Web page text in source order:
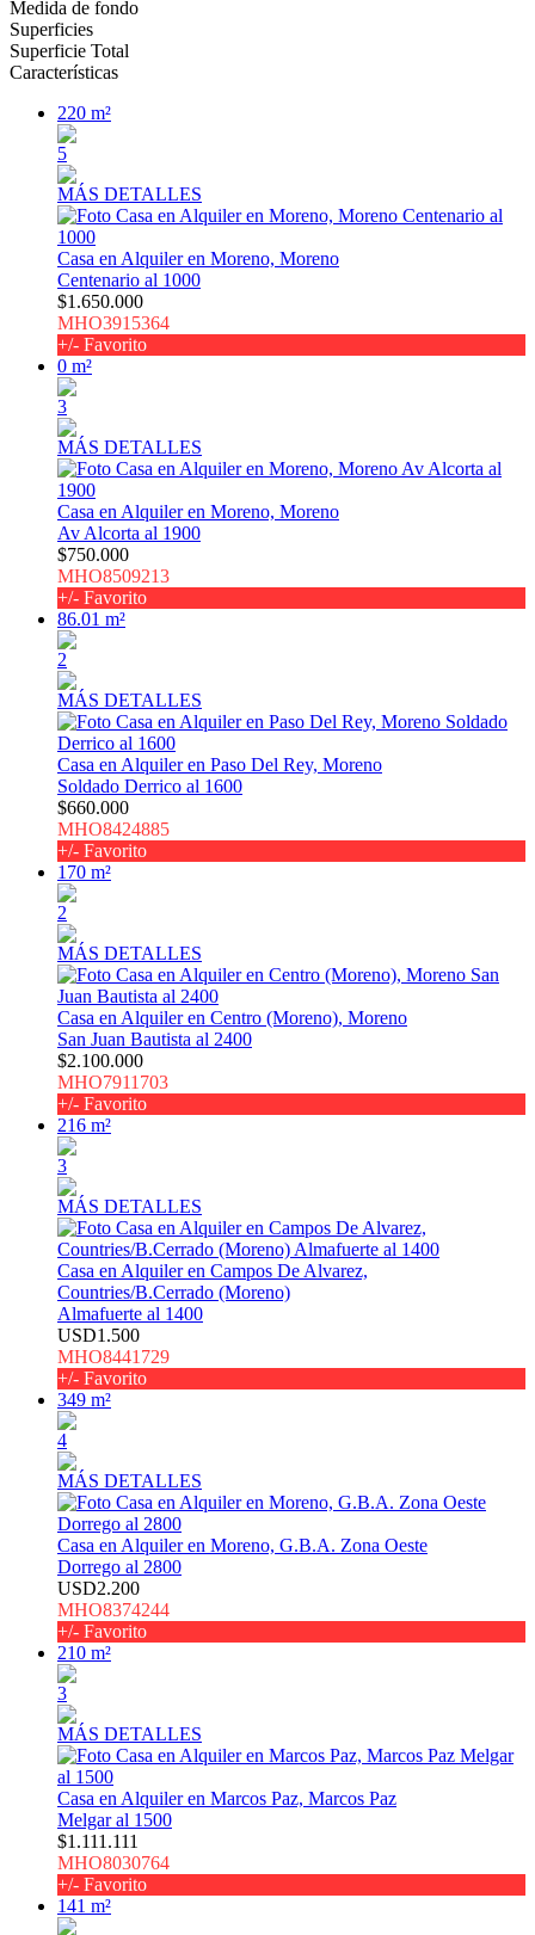
Medida de fondo
Superficies
Superficie Total
Características
220 m²
5
MÁS DETALLES
Casa en Alquiler en Moreno, Moreno
Centenario al 1000
$1.650.000
MHO3915364
+/- Favorito
0 m²
3
MÁS DETALLES
Casa en Alquiler en Moreno, Moreno
Av Alcorta al 1900
$750.000
MHO8509213
+/- Favorito
86.01 m²
2
MÁS DETALLES
Casa en Alquiler en Paso Del Rey, Moreno
Soldado Derrico al 1600
$660.000
MHO8424885
+/- Favorito
170 m²
2
MÁS DETALLES
Casa en Alquiler en Centro (Moreno), Moreno
San Juan Bautista al 2400
$2.100.000
MHO7911703
+/- Favorito
216 m²
3
MÁS DETALLES
Casa en Alquiler en Campos De Alvarez,
Countries/B.Cerrado (Moreno)
Almafuerte al 1400
USD1.500
MHO8441729
+/- Favorito
349 m²
4
MÁS DETALLES
Casa en Alquiler en Moreno, G.B.A. Zona Oeste
Dorrego al 2800
USD2.200
MHO8374244
+/- Favorito
210 m²
3
MÁS DETALLES
Casa en Alquiler en Marcos Paz, Marcos Paz
Melgar al 1500
$1.111.111
MHO8030764
+/- Favorito
141 m²